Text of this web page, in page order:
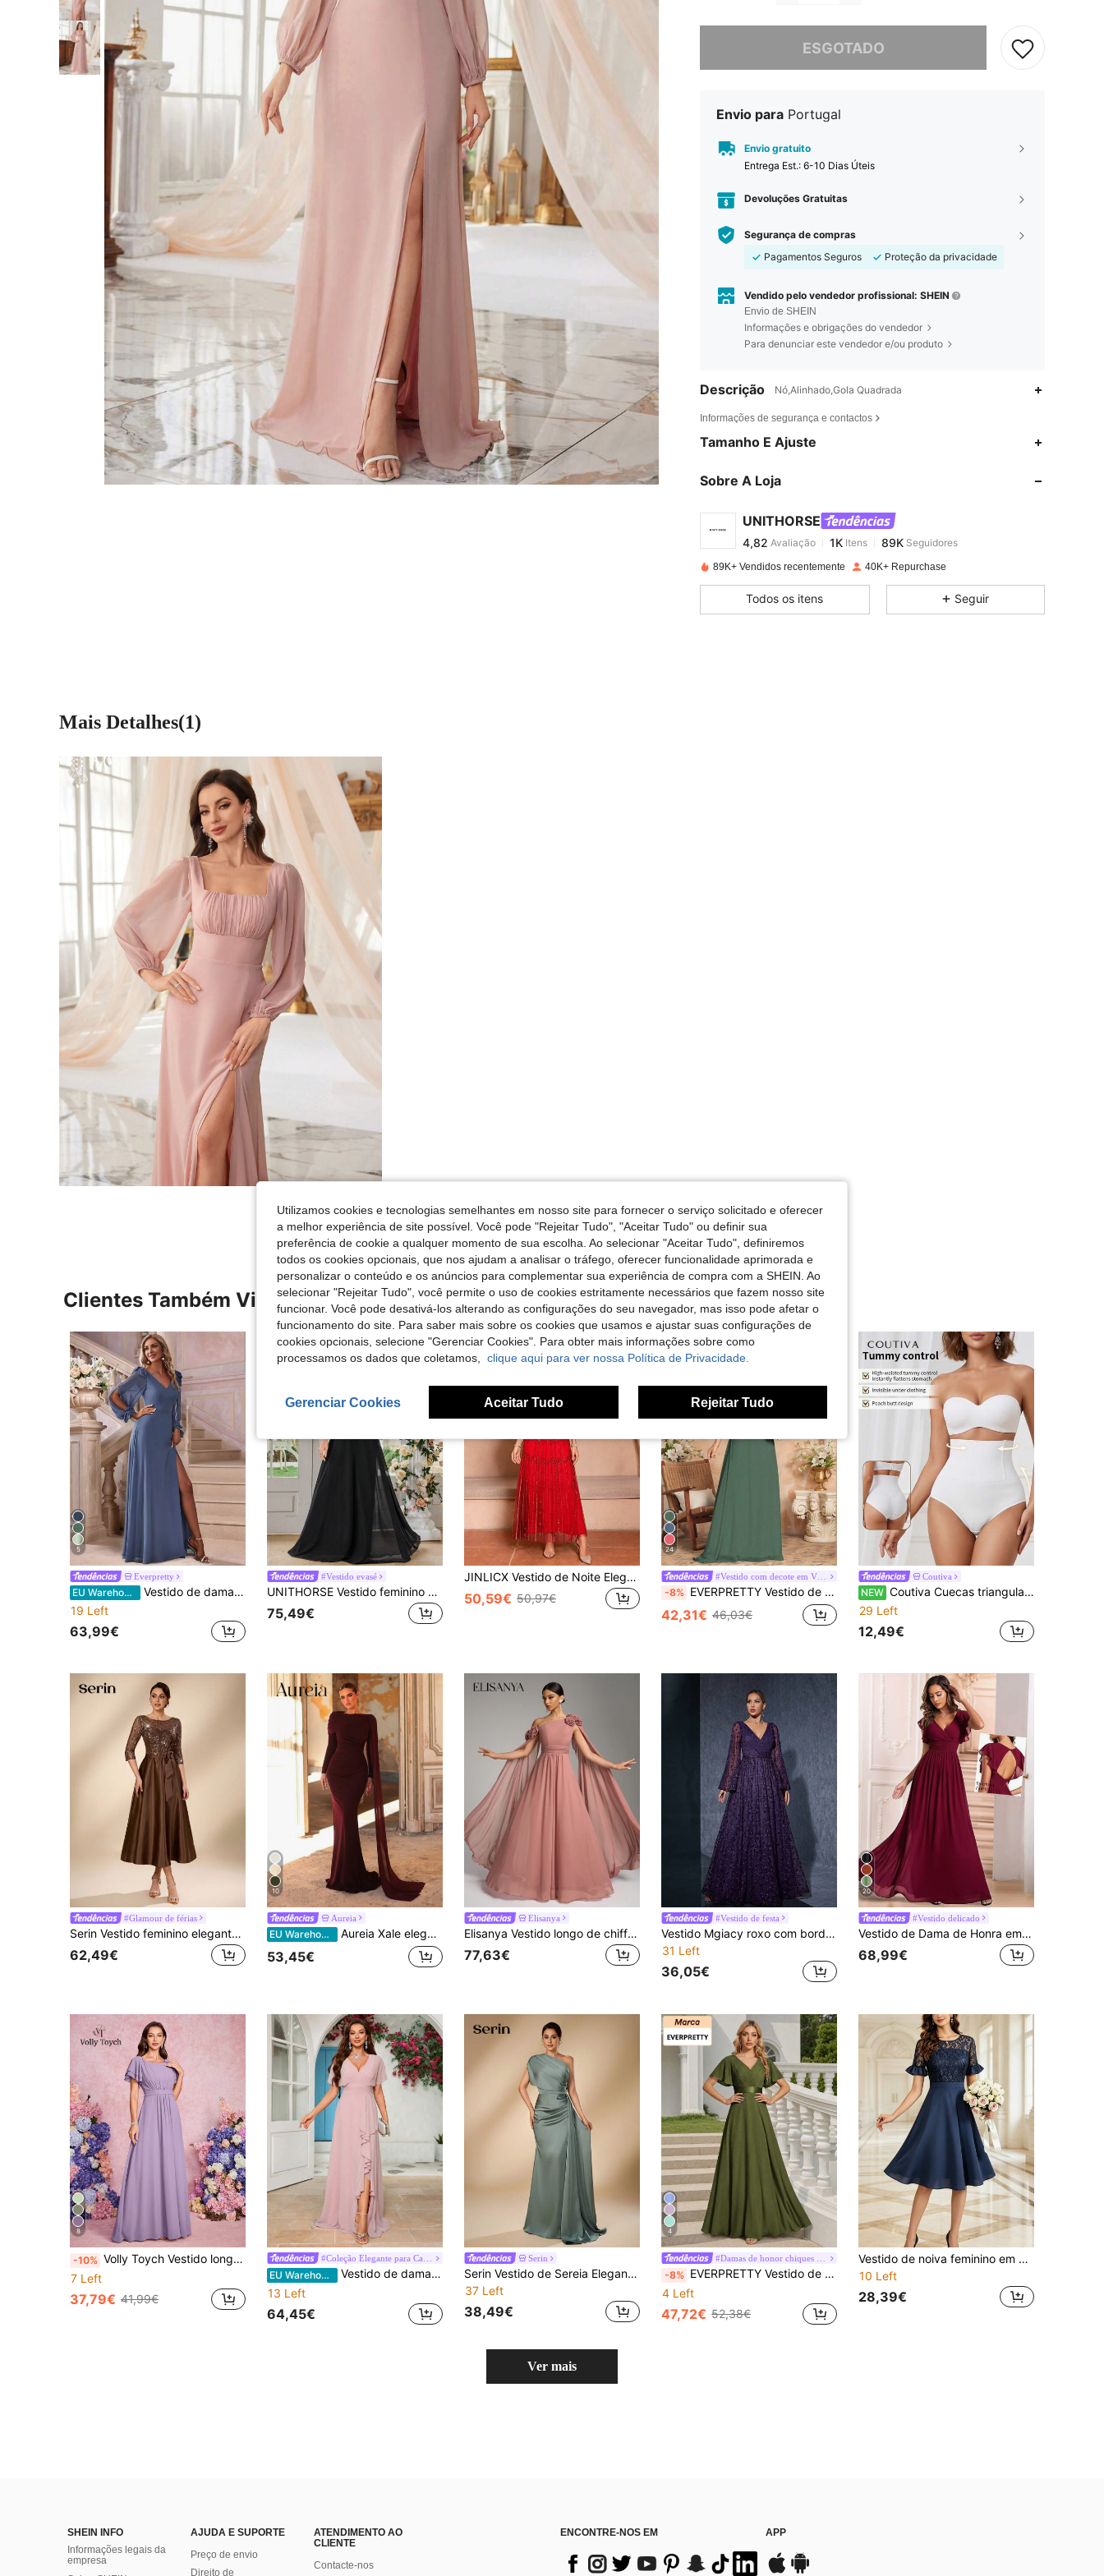
ESGOTADO
Envio para Portugal
Envio gratuito
Entrega Est.: 6-10 Dias Úteis
Devoluções Gratuitas
Segurança de compras
Pagamentos Seguros
Proteção da privacidade
Vendido pelo vendedor profissional: SHEIN
Envio de SHEIN
Informações e obrigações do vendedor
Para denunciar este vendedor e/ou produto
Descrição Nó,Alinhado,Gola Quadrada
Informações de segurança e contactos
Tamanho E Ajuste
Sobre A Loja
UNITHORSE
4,82
4,82 1KItens 89K
a***apago1 dia atrás
89K+ Vendidos recentemente 40K+ Repurchase
Todos os itens Seguir
Mais Detalhes(1)
Clientes Também Visitaram
5
Everpretty
EU Warehouse
Vestido de dama de honra azul-poeira com fenda na coxa e manga longa Fall Winer para casamentos formais
19 Left
63,99€
#Vestido evasé
UNITHORSE Vestido feminino de chiffon com decote quadrado, renda, manga curta, patchwork, cor lisa, cintura plissada, para casamento, preto, outono
75,49€
JINLICX Vestido de Noite Elegante em Chiffon Vermelho com Aplicações de Diamantes
50,59€ 50,97€
24
-8% EVERPRETTY Vestido de Dama de Honra Azul Elegante com Decote em V, Babados e Mangas Borboleta, Vestido de Convidada de Casamento para Primavera, Vestido Semiformal para Casamento e Formatura de Outono
42,31€ 46,03€
Coutiva
NEW Coutiva Cuecas triangulares de noiva para mulher, cor lisa, transparentes, de cintura alta e modeladoras
29 Left
12,49€
#Glamour de férias
Serin Vestido feminino elegante e luxuoso na cor café, com decote redondo, mangas 3/4, cinto com laço na cintura, silhueta em A, adequado para todas as ocasiões formais, vestido para mãe da noiva.
62,49€
10
Aureia
EU Warehouse Aureia Xale elegante, romântico e moderno em tecido elástico cor castanho com drapeado plissado, barra em cauda de sereia e pequena cauda. Ideal para convidadas de casamento, festas de fim de ano, aniversários, cerimônias de casamento e vestidos de dama de honra.
53,45€
Elisanya
Elisanya Vestido longo de chiffon com decoração floral e decote assimétrico, cintura franzida, vestido de dama de honra
77,63€
#Vestido de festa
Vestido Mgiacy roxo com bordado floral, decote em V e mangas flare. Elegante vestido de verão feminino, ideal para bailes, galas, festas e feriados.
31 Left
36,05€
20
#Vestido delicado
Vestido de Dama de Honra em Chiffon Borgonha com Decote em V, Plissado, Assimétrico e Manga Curta, Vestido de Convidada para Casamento, Festa de Aniversário e Outono
68,99€
8
-10% Volly Toych Vestido longo elegante de chiffon cinza-roxo para dama de honra com mangas curtas franzidas e decote plissado, estiloso e moderno.
7 Left
37,79€ 41,99€
#Coleção Elegante para Casos
EU Warehouse
Vestido de dama de honra feminino em chiffon com decote em V e fenda, elegante e gracioso, ideal para festas de aniversário, formaturas, ocasiões formais e muito mais.
13 Left
64,45€
Serin
Serin Vestido de Sereia Elegante e Luxuoso em Cetim Verde Brilhante com Franzidos e Decote Assimétrico, Adequado para Casamento, Festa, Férias, Festival de Música, Formatura e Gala Noturna
37 Left
38,49€
4
#Damas de honor chiques e minimalistas
-8% EVERPRETTY Vestido de Dama de Honra Elegante e Romântico em Chiffon, Decote em V, Plissado, Manga Borboleta, para Verão e Início de Outono, Adequado para Convidados de Casamento e Ocasiões Semiformais
4 Left
47,72€ 52,38€
Vestido de noiva feminino em chiffon com renda brilhante, manga média, decote redondo, modelo longo, ideal para festas e coquetéis.
10 Left
28,39€
Ver mais
SHEIN INFO
Informações legais da
empresa
AJUDA E SUPORTE
Preço de envio
Direito de
ATENDIMENTO AO
CLIENTE
Contacte-nos
ENCONTRE-NOS EM APP
Utilizamos cookies e tecnologias semelhantes em nosso site para fornecer o serviço solicitado e oferecer
a melhor experiência de site possível. Você pode "Rejeitar Tudo", "Aceitar Tudo" ou definir sua
preferência de cookie a qualquer momento de sua escolha. Ao selecionar "Aceitar Tudo", definiremos
todos os cookies opcionais, que nos ajudam a analisar o tráfego, oferecer funcionalidade aprimorada e
personalizar o conteúdo e os anúncios para complementar sua experiência de compra com a SHEIN. Ao
selecionar "Rejeitar Tudo", você permite o uso de cookies estritamente necessários que fazem nosso site
funcionar. Você pode desativá-los alterando as configurações do seu navegador, mas isso pode afetar o
funcionamento do site. Para saber mais sobre os cookies que usamos e ajustar suas configurações de
cookies opcionais, selecione "Gerenciar Cookies". Para obter mais informações sobre como
processamos os dados que coletamos, clique aqui para ver nossa Política de Privacidade.
Gerenciar Cookies Aceitar Tudo Rejeitar Tudo